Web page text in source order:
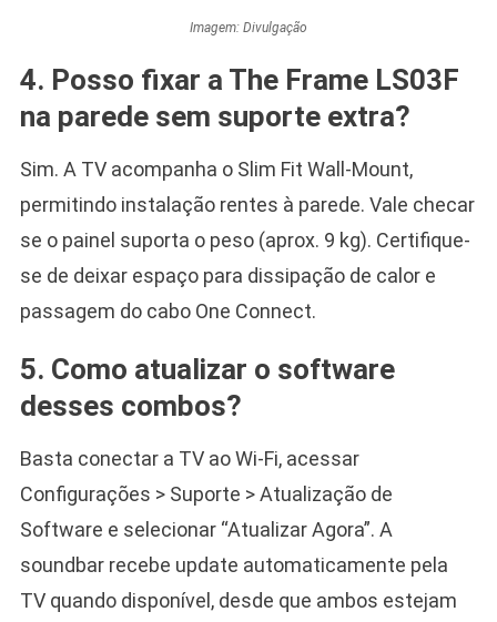
Imagem: Divulgação
4. Posso fixar a The Frame LS03F
na parede sem suporte extra?
Sim. A TV acompanha o Slim Fit Wall-Mount,
permitindo instalação rentes à parede. Vale checar
se o painel suporta o peso (aprox. 9 kg). Certifique-
se de deixar espaço para dissipação de calor e
passagem do cabo One Connect.
5. Como atualizar o software
desses combos?
Basta conectar a TV ao Wi-Fi, acessar
Configurações > Suporte > Atualização de
Software e selecionar “Atualizar Agora”. A
soundbar recebe update automaticamente pela
TV quando disponível, desde que ambos estejam